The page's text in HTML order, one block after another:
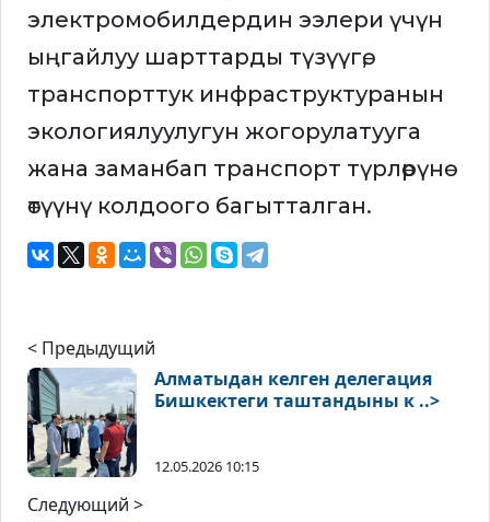
электромобилдердин ээлери үчүн
ыңгайлуу шарттарды түзүүгө,
транспорттук инфраструктуранын
экологиялуулугун жогорулатууга
жана заманбап транспорт түрлөрүнө
өтүүнү колдоого багытталган.
< Предыдущий
Алматыдан келген делегация
Бишкектеги таштандыны к ..>
12.05.2026 10:15
Следующий >